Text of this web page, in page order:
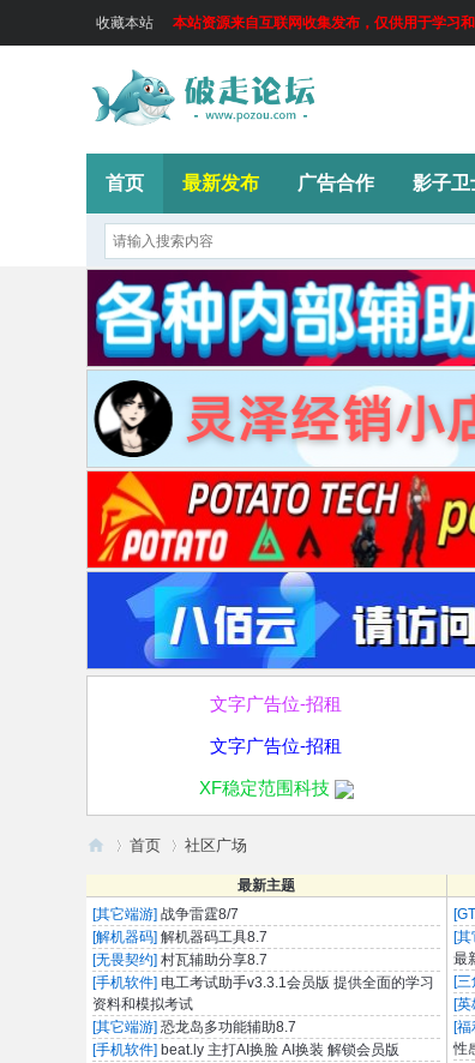
收藏本站 本站资源来自互联网收集发布，仅供用于学习
首页 最新发布 广告合作 影子卫
文字广告位-招租
文字广告位-招租
XF稳定范围科技
走
论
坛
»
首页
›
社区广场
最新主题
[其它端游] 战争雷霆8/7
[解机器码] 解机器码工具8.7
[无畏契约] 村瓦辅助分享8.7
[手机软件] 电工考试助手v3.3.1会员版 提供全面的学习
资料和模拟考试
[其它端游] 恐龙岛多功能辅助8.7
[手机软件] beat.ly 主打AI换脸 AI换装 解锁会员版
[其
最
[三
[英
[福
性